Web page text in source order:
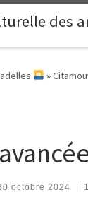
des
»
octobre 2024 |